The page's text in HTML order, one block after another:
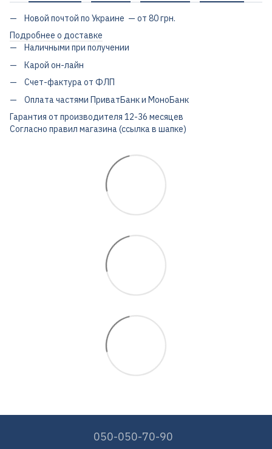
Новой почтой по Украине — от 80 грн.
Подробнее о доставке
Наличными при получении
Карой он-лайн
Счет-фактура от ФЛП
Оплата частями ПриватБанк и МоноБанк
Гарантия от производителя 12-36 месяцев
Согласно правил магазина (ссылка в шапке)
050-050-70-90